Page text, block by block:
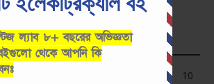
ল্যাব ৮+ বছরের অভিজ্ঞতা
থেকে আপনি কি
10